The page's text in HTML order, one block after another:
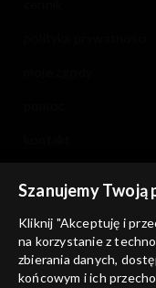
informacje o
Szanujemy
Kliknij "Akceptuję i
na korzystanie z
zbierania danych,
końcowym i ich